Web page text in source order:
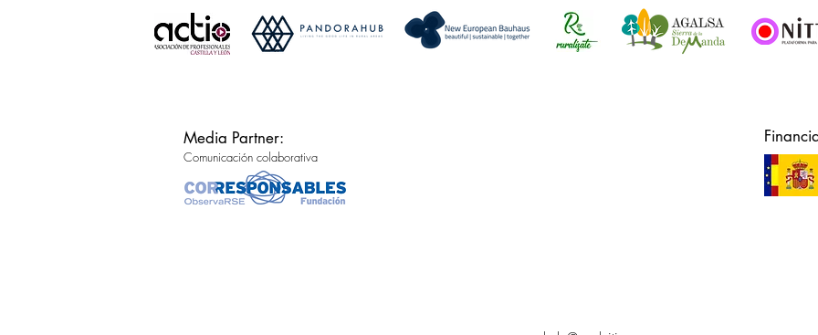
Media Partner:
Comunicación colaborativa